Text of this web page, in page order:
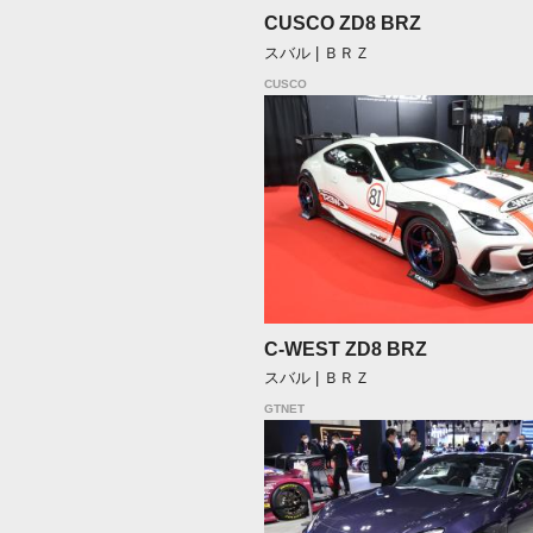
CUSCO ZD8 BRZ
スバル | ＢＲＺ
CUSCO
C-WEST ZD8 BRZ
スバル | ＢＲＺ
GTNET